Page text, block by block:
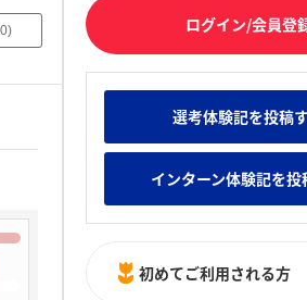
新卒就職人気企業ランキング みんなの
・DX現場社員インタビュー
直近のイベ
0) ログイン/会員登
選考体験記を投稿
インターン体験記を投
初めてご利用される方